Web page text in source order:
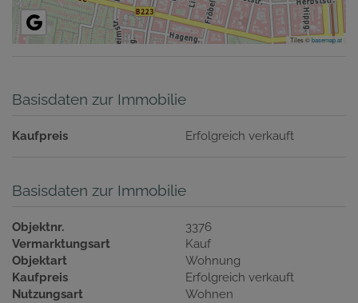
Tiles ©basemap.at
Basisdaten zur Immobilie
Kaufpreis Erfolgreich verkauft
Basisdaten zur Immobilie
Objektnr.
3376
Vermarktungsart
Kauf
Objektart
Wohnung
Kaufpreis
Erfolgreich verkauft
Nutzungsart
Wohnen